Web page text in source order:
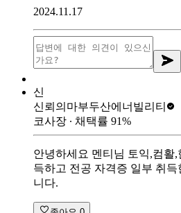
2024.11.17
신
신뢰의마부두산에너빌리티
코사장 ∙ 채택률 91%
안녕하세요 멘티님 토익,컴활,
득하고 전공 자격증 일부 취
니다.